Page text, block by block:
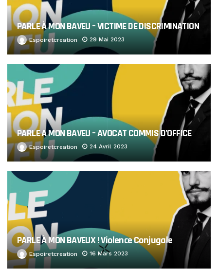
PARLE À MON BAVEU – VICTIME DE DISCRIMINATION
Espoiretcreation 29 Mai 2023
PARLE A MON BAVEU – AVOCAT COMMIS D’OFFICE
Espoiretcreation 24 Avril 2023
PARLE À MON BAVEUX ! Violence Conjugale
Espoiretcreation 16 Mars 2023